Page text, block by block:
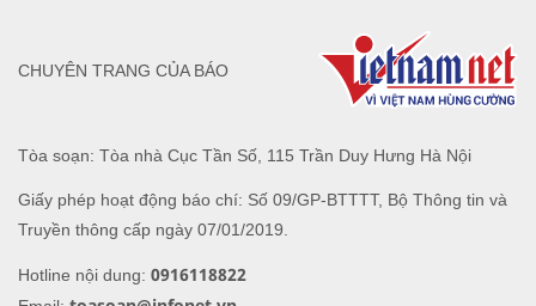
Tòa soạn: Tòa nhà Cục Tần Số, 115 Trần Duy Hưng Hà Nội
Giấy phép hoạt động báo chí: Số 09/GP-BTTTT, Bộ Thông tin và
Truyền thông cấp ngày 07/01/2019.
Hotline nội dung: 0916118822
CHUYÊN TRANG CỦA BÁO